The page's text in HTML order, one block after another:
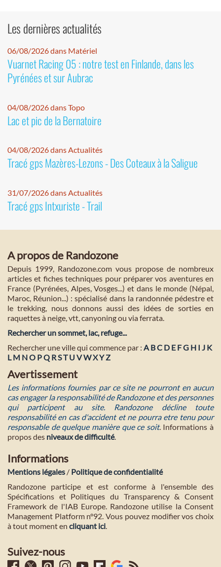
Les dernières actualités
06/08/2026 dans Matériel
Vuarnet Racing 05 : notre test en Finlande, dans les
Pyrénées et sur Aubrac
04/08/2026 dans Topo
Lac et pic de la Bernatoire
04/08/2026 dans Actualités
Tracé gps Mazères-Lezons - Des Coteaux à la Saligue
31/07/2026 dans Actualités
Tracé gps Intxuriste - Trail
A propos de Randozone
Depuis 1999, Randozone.com vous propose de nombreux
articles et fiches techniques pour préparer vos aventures en
France (Pyrénées, Alpes, Vosges...) et dans le monde (Népal,
Maroc, Réunion...) : spécialisé dans la randonnée pédestre et
le trekking, nous donnons aussi des idées de sorties en
raquettes à neige, vtt, canyoning ou via ferrata.
Rechercher un sommet, lac, refuge...
Rechercher une ville qui commence par : A BC D E FG H I J K
L M NO PQ RST U VWXYZ
Avertissement
Les informations fournies par ce site ne pourront en aucun
cas engager la responsabilité de Randozone et des personnes
qui participent au site. Randozone décline toute
responsabilité en cas d'accident et ne pourra etre tenu pour
responsable de quelque manière que ce soit. Informations à
propos des niveaux de difficulté.
Informations
Mentions légales / Politique de confidentialité
Randozone participe et est conforme à l'ensemble des
Spécifications et Politiques du Transparency & Consent
Framework de l'IAB Europe. Randozone utilise la Consent
Management Platform n°92. Vous pouvez modifier vos choix
à tout moment en cliquant ici.
Suivez-nous